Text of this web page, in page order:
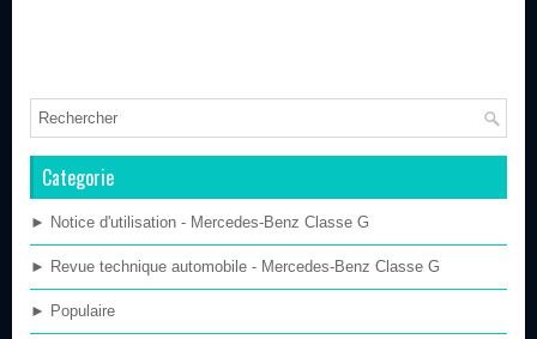
Categorie
► Notice d'utilisation - Mercedes-Benz Classe G
► Revue technique automobile - Mercedes-Benz Classe G
► Populaire